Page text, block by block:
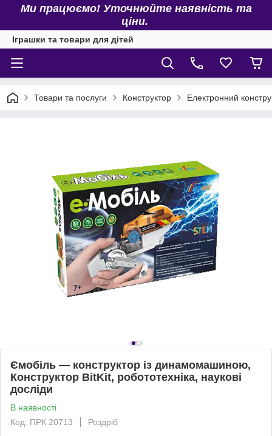
Ми працюємо! Уточнюйте наявність та
ціни.
Іграшки та товари для дітей
Товари та послуги Конструктор Електронний
Ємобіль — конструктор із динамомашиною,
Конструктор BitKit, робототехніка, наукові
досліди
В наявності
Код: ПРК 20713
Роздріб